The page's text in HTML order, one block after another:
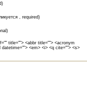
, required)
title=""> <abbr title=""> <acronym
<em> <i> <q cite=""> <s>